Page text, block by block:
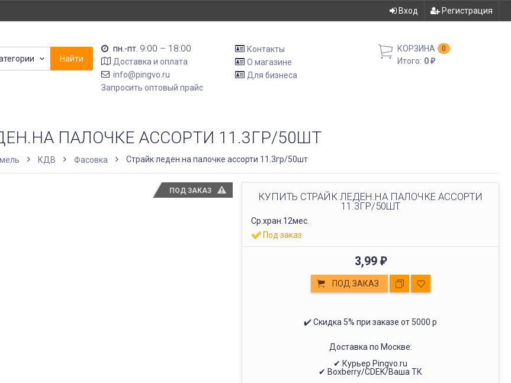
Вход Регистрация
Найти
пн.-пт. 9:00 – 18:00
Доставка и оплата
info@pingvo.ru
Запросить оптовый прайс
Контакты
О магазине
Для бизнеса
КОРЗИНА 0
Итого: 0₽
ПАЛОЧКЕ АССОРТИ 11.3ГР/50ШТ
КДВ Фасовка Страйк леден.на палочке ассорти 11.3гр/50шт
ПОД ЗАКАЗ
КУПИТЬ СТРАЙК ЛЕДЕН.НА ПАЛОЧКЕ АССОРТИ
11.3ГР/50ШТ
Ср.хран.12мес.
Под заказ
3,99 ₽
ПОД ЗАКАЗ
✔️ Скидка 5% при заказе от 5000 р
Доставка по Москве:
✔ Курьер Pingvo.ru
✔ Boxberry/CDEK/Ваша ТК